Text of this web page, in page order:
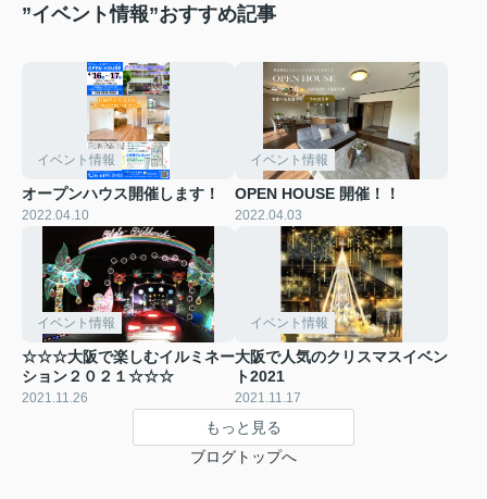
”イベント情報”おすすめ記事
イベント情報
オープンハウス開催します！
2022.04.10
イベント情報
OPEN HOUSE 開催！！
2022.04.03
イベント情報
☆☆☆大阪で楽しむイルミネー
ション２０２１☆☆☆
2021.11.26
イベント情報
大阪で人気のクリスマスイベン
ト2021
2021.11.17
もっと見る
ブログトップへ